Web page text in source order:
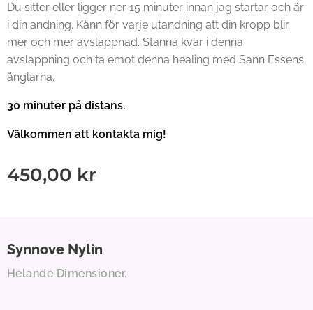
Du sitter eller ligger ner 15 minuter innan jag startar och är
i din andning. Känn för varje utandning att din kropp blir
mer och mer avslappnad. Stanna kvar i denna
avslappning och ta emot denna healing med Sann Essens
änglarna.
30 minuter på distans.
Välkommen att kontakta mig!
450,00 kr
Synnove Nylin
Helande Dimensioner.